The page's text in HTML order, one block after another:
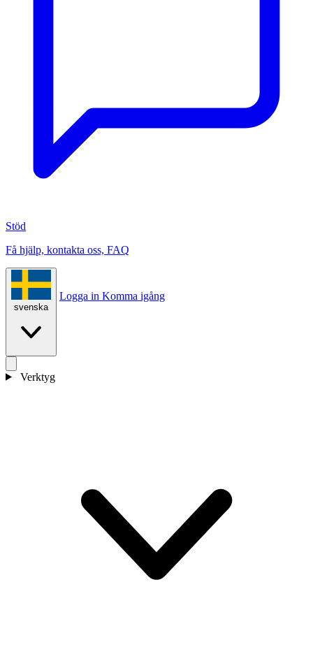
Stöd
Få hjälp, kontakta oss, FAQ
svenska
Logga in Komma igång
Verktyg